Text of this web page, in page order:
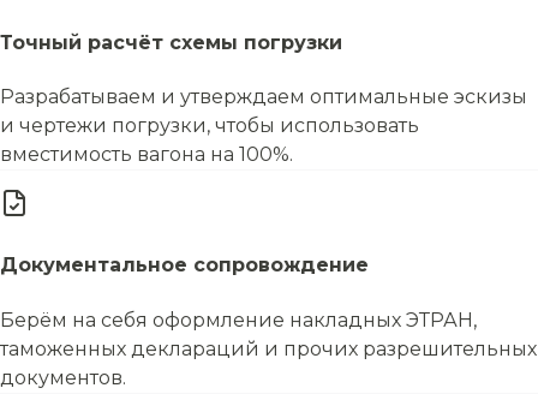
Точный расчёт схемы погрузки
Разрабатываем и утверждаем оптимальные эскизы
и чертежи погрузки, чтобы использовать
вместимость вагона на 100%.
Документальное сопровождение
Берём на себя оформление накладных ЭТРАН,
таможенных деклараций и прочих разрешительных
документов.